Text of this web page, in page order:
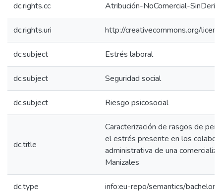
dc.rights.cc Atribución-NoComercial-
dc.rights.uri http://creativecommons.org/
dc.subject Estrés laboral
dc.subject Seguridad social
dc.subject Riesgo psicosocial
dc.title
Caracterización de rasgos de
el estrés presente en los
administrativa de una
Manizales
dc.type info:eu-repo/semantics/